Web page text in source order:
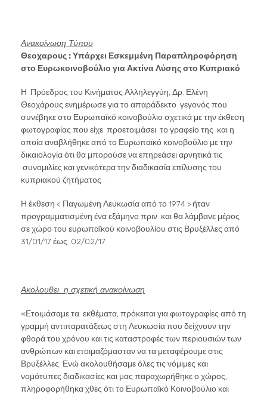
Ανακοίνωση Τύπου
Θεοχαρους : Υπάρχει Εσκεμμένη Παραπληροφόρηση
στο Ευρωκοινοβούλιο για Ακτίνα Λύσης στο Κυπριακό
Η Πρόεδρος του Κινήματος Αλληλεγγύη, Δρ. Ελένη
Θεοχάρους ενημέρωσε για το απαράδεκτο γεγονός που
συνέβηκε στο Ευρωπαϊκό κοινοβούλιο σχετικά με την έκθεση
φωτογραφίας που είχε προετοιμάσει το γραφείο της και η
οποία αναβλήθηκε από το Ευρωπαϊκό κοινοβούλιο με την
δικαιολογία ότι θα μπορούσε να επηρεάσει αρνητικά τις
συνομιλίες και γενικότερα την διαδικασία επίλυσης του
κυπριακού ζητήματος .
Η έκθεση < Παγωμένη Λευκωσία από το 1974 > ήταν
προγραμματισμένη ένα εξάμηνο πριν και θα λάμβανε μέρος
σε χώρο του ευρωπαϊκού κοινοβουλίου στις Βρυξέλλες από
31/01/17 έως 02/02/17
Ακολουθει η σχετική ανακοίνωση
«Ετοιμάσαμε τα εκθέματα, πρόκειται για φωτογραφίες από τη
γραμμή αντιπαρατάξεως στη Λευκωσία που δείχνουν την
φθορά του χρόνου και τις καταστροφές των περιουσιών των
ανθρώπων και ετοιμαζόμασταν να τα μεταφέρουμε στις
Βρυξέλλες. Ενώ ακολουθήσαμε όλες τις νόμιμες και
νομότυπες διαδικασίες και μας παραχωρήθηκε ο χώρος,
πληροφορήθηκα χθες ότι το Ευρωπαϊκό Κοινοβούλιο και